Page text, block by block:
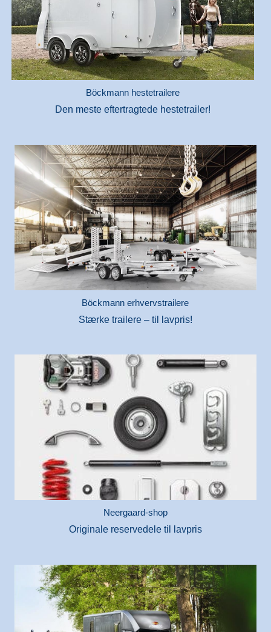
Böckmann hestetrailere
Den meste eftertragtede hestetrailer!
Böckmann erhvervstrailere
Stærke trailere – til lavpris!
Neergaard-shop
Originale reservedele til lavpris